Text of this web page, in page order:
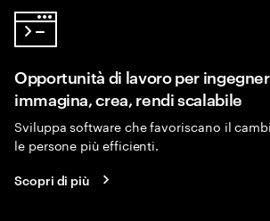
Opportunità di lavoro per
immagina, crea, rendi scalabile
Sviluppa software che favoriscano il
le persone più efficienti.
Scopri di più